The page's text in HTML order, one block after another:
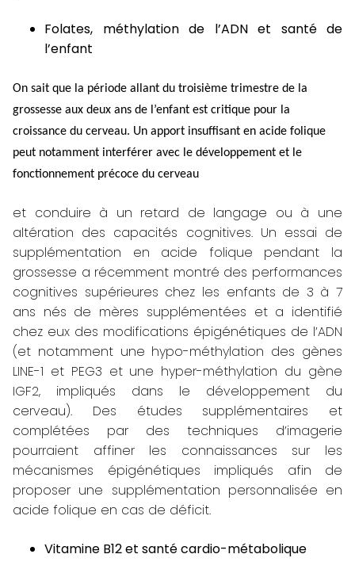
Folates, méthylation de l’ADN et santé de
l’enfant
On sait que la période allant du troisième trimestre de la
grossesse aux deux ans de l’enfant est critique pour la
croissance du cerveau. Un apport insuffisant en acide folique
peut notamment interférer avec le développement et le
fonctionnement précoce du cerveau
et conduire à un retard de langage ou à une
altération des capacités cognitives. Un essai de
supplémentation en acide folique pendant la
grossesse a récemment montré des performances
cognitives supérieures chez les enfants de 3 à 7
ans nés de mères supplémentées et a identifié
chez eux des modifications épigénétiques de l’ADN
(et notamment une hypo-méthylation des gènes
LINE-1 et PEG3 et une hyper-méthylation du gène
IGF2, impliqués dans le développement du
cerveau). Des études supplémentaires et
complétées par des techniques d’imagerie
pourraient affiner les connaissances sur les
mécanismes épigénétiques impliqués afin de
proposer une supplémentation personnalisée en
acide folique en cas de déficit.
Vitamine B12 et santé cardio-métabolique